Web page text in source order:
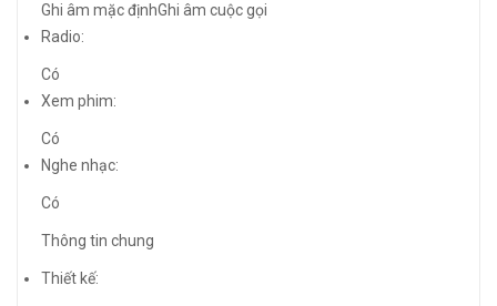
Ghi âm mặc địnhGhi âm cuộc gọi
Radio:
Có
Xem phim:
Có
Nghe nhạc:
Có
Thông tin chung
Thiết kế: